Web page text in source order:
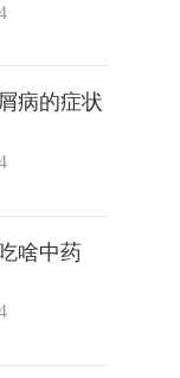
病的症状
啥中药